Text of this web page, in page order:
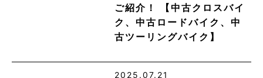
ご紹介！ 【中古クロスバイ
ク、中古ロードバイク、中
古ツーリングバイク】
2025.07.21